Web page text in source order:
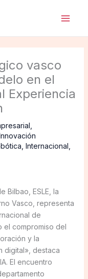
vasco
en el
Experiencia
Internacional
Bilbao, ESLE, la
Vasco, representa
de
el compromiso del
y la
digital», destaca
El encuentro